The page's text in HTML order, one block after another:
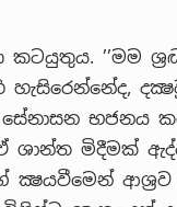
’’මම
සේනාසන
ශාන්ත මිදීමක්
ක්‍ෂයවීමෙන්